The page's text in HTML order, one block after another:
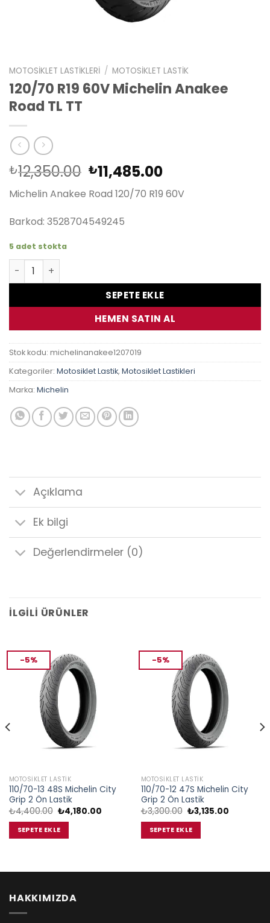
MOTOSIKLET LASTIKLERI / MOTOSIKLET LASTIK
120/70 R19 60V Michelin Anakee
Road TL TT
₺12,350.00 Orijinal
fiyat:
₺12,350.00.
₺11,485.00Şu
andaki
fiyat:
Michelin Anakee Road 120/70 R19 60V
Barkod: 3528704549245
5 adet stokta
120/70 R19 60V Michelin Anakee Road TL TT adet
SEPETE EKLE
HEMEN SATIN AL
Stok kodu: michelinanakee1207019
Kategoriler: Motosiklet Lastik, Motosiklet Lastikleri
Marka: Michelin
Açıklama
Ek bilgi
Değerlendirmeler (0)
İLGILI ÜRÜNLER
-5%
MOTOSIKLET LASTIK
110/70-13 48S Michelin City
Grip 2 Ön Lastik
₺4,400.00 Orijinal
fiyat:
₺4,400.00.
₺4,180.00Şu
SEPETE EKLE
-5%
MOTOSIKLET LASTIK
110/70-12 47S Michelin City
Grip 2 Ön Lastik
₺3,300.00 Orijinal
fiyat:
₺3,300.00.
₺3,135.00Şu
SEPETE EKLE
HAKKIMIZDA